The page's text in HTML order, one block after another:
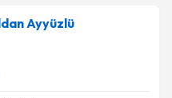
ediyorum.
Gönder
randevu takvimi talebi
randevu almanız için bir
ile bilgilendireceğiz.
Ayyüzlü